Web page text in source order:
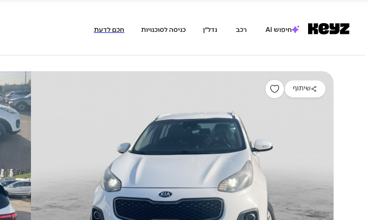
חיפוש AI רכב נדל״ן כניסה לסוכנויות חכם לדעת
שיתוף